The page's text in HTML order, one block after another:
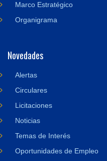
Marco Estratégico
Organigrama
Novedades
Alertas
Circulares
Licitaciones
Noticias
Temas de Interés
Oportunidades de Empleo